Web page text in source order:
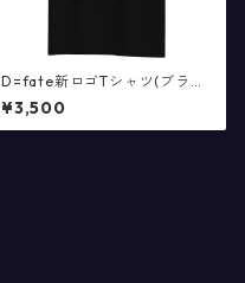
D=fate新ロゴTシャツ(ブラッ
クのみ)
¥3,500